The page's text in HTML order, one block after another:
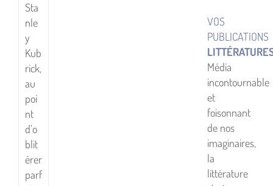
Sta
nle
y
Kub
rick,
au
poi
nt
d’o
blit
érer
parf
VOS
PUBLICATIONS
Média
incontournable
et
foisonnant
de nos
imaginaires,
la
littérature